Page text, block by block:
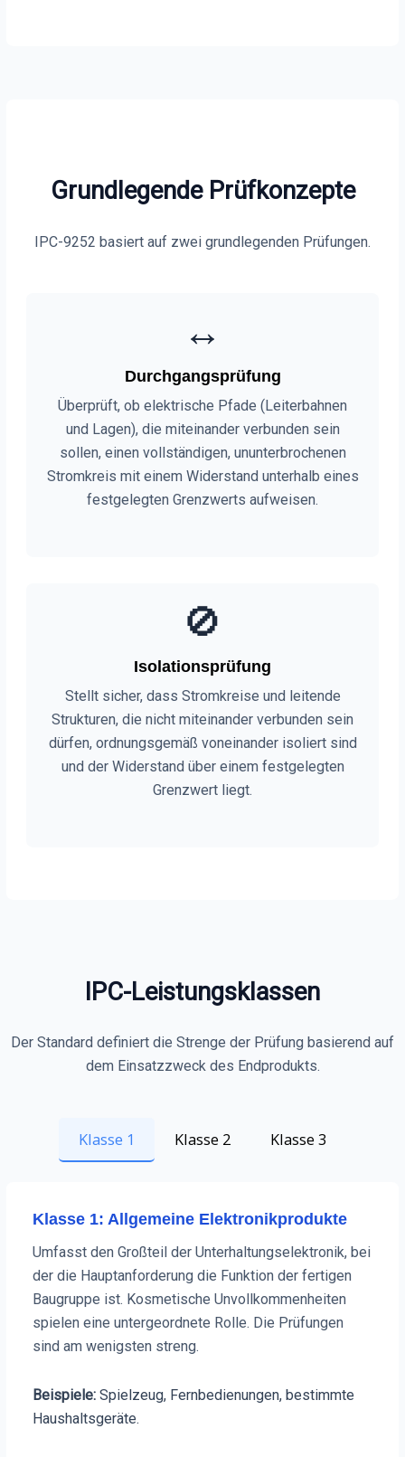
Grundlegende Prüfkonzepte
IPC-9252 basiert auf zwei grundlegenden Prüfungen.
↔️
Durchgangsprüfung
Überprüft, ob elektrische Pfade (Leiterbahnen
und Lagen), die miteinander verbunden sein
sollen, einen vollständigen, ununterbrochenen
Stromkreis mit einem Widerstand unterhalb eines
festgelegten Grenzwerts aufweisen.
🚫
Isolationsprüfung
Stellt sicher, dass Stromkreise und leitende
Strukturen, die nicht miteinander verbunden sein
dürfen, ordnungsgemäß voneinander isoliert sind
und der Widerstand über einem festgelegten
Grenzwert liegt.
IPC-Leistungsklassen
Der Standard definiert die Strenge der Prüfung basierend auf
dem Einsatzzweck des Endprodukts.
Klasse 1 Klasse 2 Klasse 3
Klasse 1: Allgemeine Elektronikprodukte
Umfasst den Großteil der Unterhaltungselektronik, bei
der die Hauptanforderung die Funktion der fertigen
Baugruppe ist. Kosmetische Unvollkommenheiten
spielen eine untergeordnete Rolle. Die Prüfungen
sind am wenigsten streng.
Beispiele: Spielzeug, Fernbedienungen, bestimmte
Haushaltsgeräte.